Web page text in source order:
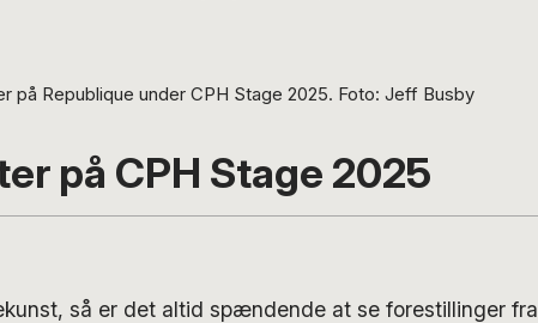
på Republique under CPH Stage 2025. Foto: Jeff Busby
på CPH Stage 2025
så er det altid spændende at se forestillinger fra